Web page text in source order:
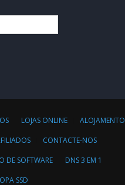
LOJAS ONLINE ALOJAMENTO
CONTACTE-NOS
DE SOFTWARE
DNS 3 EM 1
SSD